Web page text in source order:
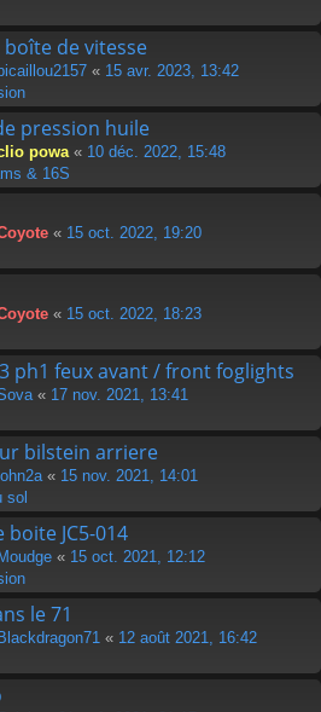
de vitesse
bicaillou2157 « 15 avr. 2023, 13:42
pression huile
powa « 10 déc. 2022, 15:48
& 16S
« 15 oct. 2022, 19:20
« 15 oct. 2022, 18:23
ph1 feux avant / front foglights
« 17 nov. 2021, 13:41
bilstein arriere
« 15 nov. 2021, 14:01
sol
JC5-014
Moudge « 15 oct. 2021, 12:12
le 71
Blackdragon71 « 12 août 2021, 16:42